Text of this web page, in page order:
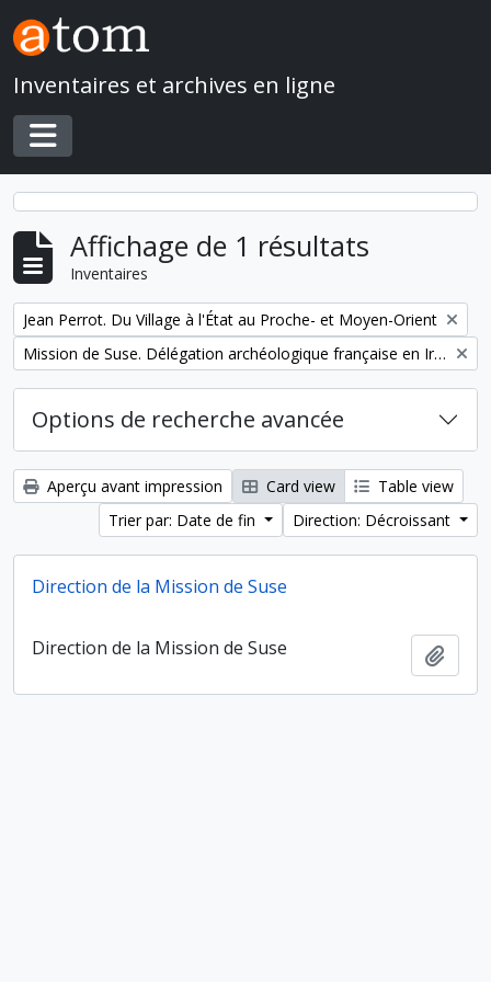
Skip to main content
Inventaires et archives en ligne
Toggle navigation
Affichage de 1 résultats
Inventaires
Remove filter:
Jean Perrot. Du Village à l'État au Proche- et Moyen-Orient
Remove filter:
Mission de Suse. Délégation archéologique française en Iran
Options de recherche avancée
Aperçu avant impression Card view
Table view
Trier par: Date de fin
Direction: Décroissant
Direction de la Mission de Suse
Direction de la Mission de Suse